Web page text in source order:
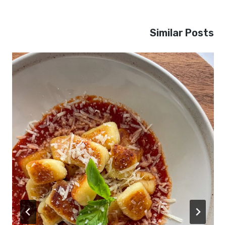
Similar Posts